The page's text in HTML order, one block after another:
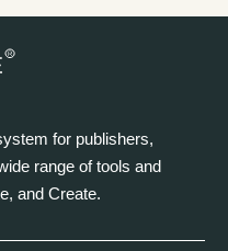
for publishers,
range of tools and
and Create.